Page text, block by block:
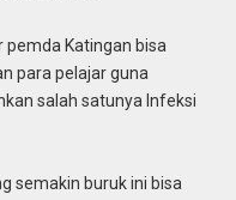
pemda Katingan bisa
para pelajar guna
salah satunya Infeksi
semakin buruk ini bisa